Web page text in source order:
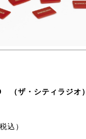
（ザ・シティラジオ）
込）